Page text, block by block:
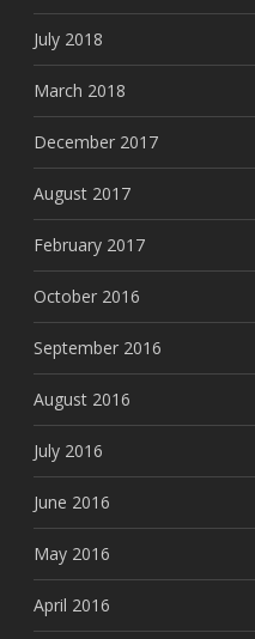
July 2018
March 2018
December 2017
August 2017
February 2017
October 2016
September 2016
August 2016
July 2016
June 2016
May 2016
April 2016